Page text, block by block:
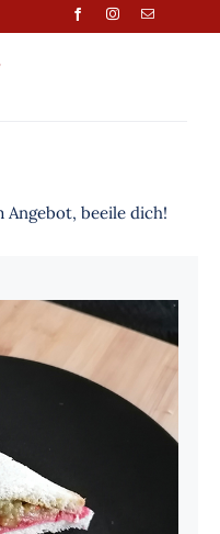
beeile dich!